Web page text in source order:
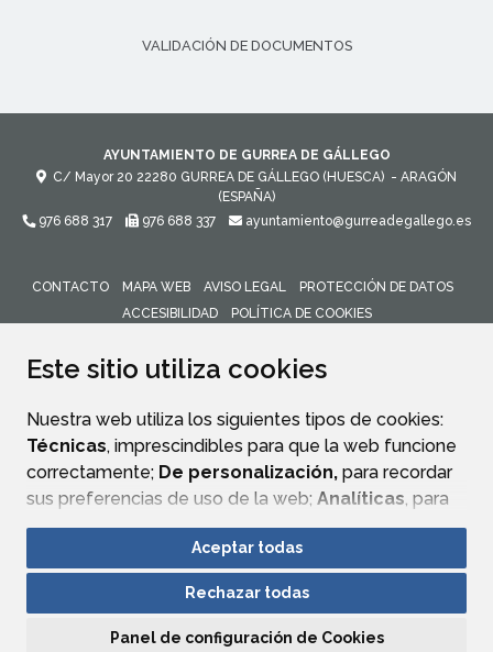
Este sitio utiliza cookies
Nuestra web utiliza los siguientes tipos de cookies:
Técnicas, imprescindibles para que la web funcione
correctamente; De personalización, para recordar
sus preferencias de uso de la web; Analíticas, para
mejorar el funcionamiento de la web y sus servicios.
Si acepta pulsando el botón“Aceptar todas”
consideramos que acepta su uso. Si pulsa el botón
Aceptar todas
Rechazar todas
Panel de configuración de Cookies
VALIDACIÓN DE DOCUMENTOS
AYUNTAMIENTO DE GURREA DE GÁLLEGO
C/ Mayor 20 22280 GURREA DE GÁLLEGO (HUESCA) - ARAGÓN
(ESPAÑA)
976 688 317
976 688 337 ayuntamiento@gurreadegallego.es
CONTACTO MAPA WEB AVISO LEGAL
PROTECCIÓN DE DATOS
ACCESIBILIDAD
POLÍTICA DE COOKIES